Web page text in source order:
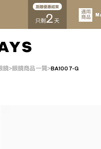
距離優惠結束
只剩 2 天
適用
商品
鏡 眼鏡商品一覽 BA1007-G